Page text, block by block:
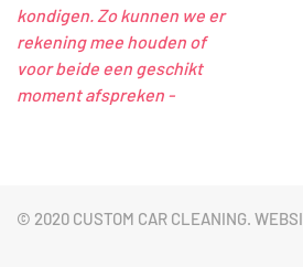
kondigen. Zo kunnen we er
rekening mee houden of
voor beide een geschikt
moment afspreken -
© 2020 CUSTOM CAR CLEANING.